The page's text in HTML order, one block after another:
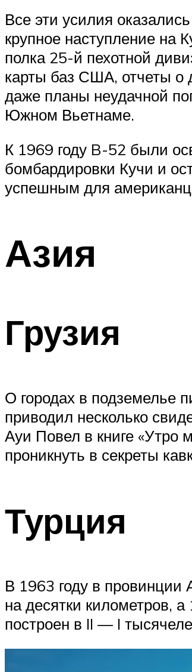
Все эти усилия
крупное наступление на
полка 25-й пехотной
карты баз США, отчеты о
даже планы неудачной
Южном Вьетнаме.
К 1969 году B-52 были
бомбардировки Кучи и
успешным для
Азия
Грузия
О городах в подземелье
приводил несколько
Ауи Повел в книге «Утро
проникнуть в секреты
Турция
В 1963 году в провинции
на десятки километров,
построен в II — I